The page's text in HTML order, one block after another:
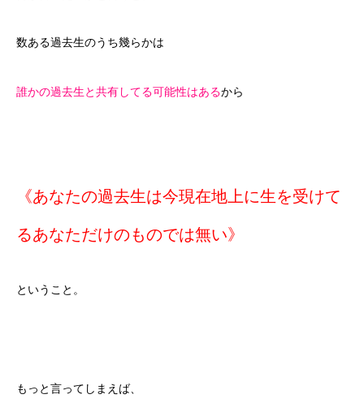
数ある過去生のうち幾らかは
誰かの過去生と共有してる可能性はあるから
《あなたの過去生は今現在地上に生を受けて
るあなただけのものでは無い》
ということ。
もっと言ってしまえば、